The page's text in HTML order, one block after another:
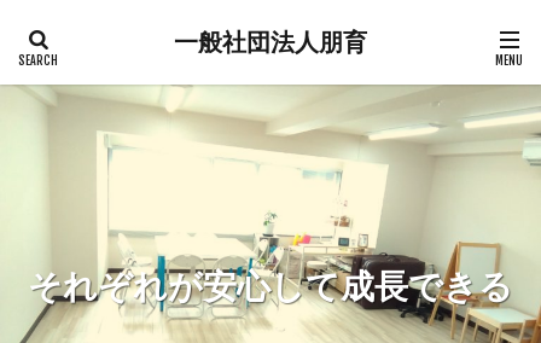
一般社団法人朋育
『選択的共生型教育Ⓡ』朋育
それぞれが安心して成長できる
機会・空間・場の創造
自分のことを知る